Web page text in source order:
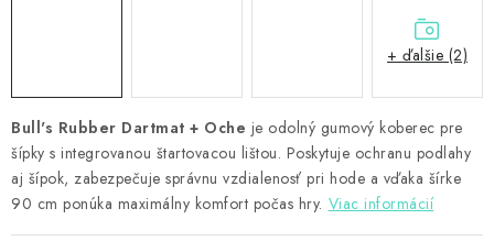
Bull's Rubber Dartmat + Oche je odolný gumový koberec pre
šípky s integrovanou štartovacou lištou. Poskytuje ochranu podlahy
aj šípok, zabezpečuje správnu vzdialenosť pri hode a vďaka šírke
90 cm ponúka maximálny komfort počas hry. Viac informácií
+ ďalšie (2)